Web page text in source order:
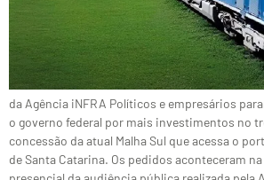
da Agência iNFRA Políticos e empresários
o governo federal por mais investimentos no
concessão da atual Malha Sul que acessa o
de Santa Catarina. Os pedidos aconteceram